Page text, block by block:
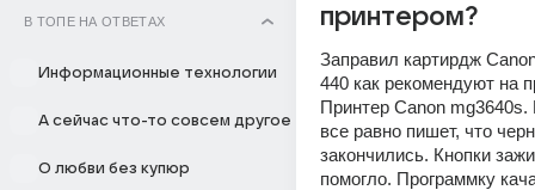
В ТОПЕ НА ОТВЕТАХ
Информационные технологии
А сейчас что-то совсем другое
О любви без купюр
принтером?
Заправил картирдж
440 как рекомендуют на
Принтер Canon mg3640s.
все равно пишет, что
закончились. Кнопки
помогло. Программку